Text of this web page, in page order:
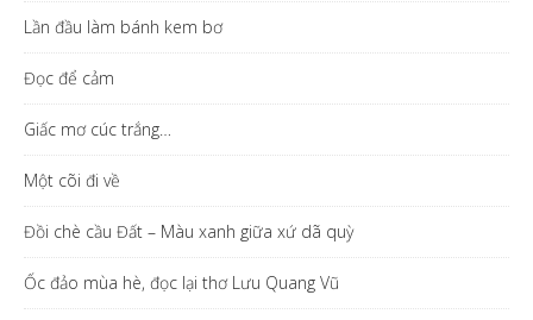
Lần đầu làm bánh kem bơ
Đọc để cảm
Giấc mơ cúc trắng…
Một cõi đi về
Đồi chè cầu Đất – Màu xanh giữa xứ dã quỳ
Ốc đảo mùa hè, đọc lại thơ Lưu Quang Vũ